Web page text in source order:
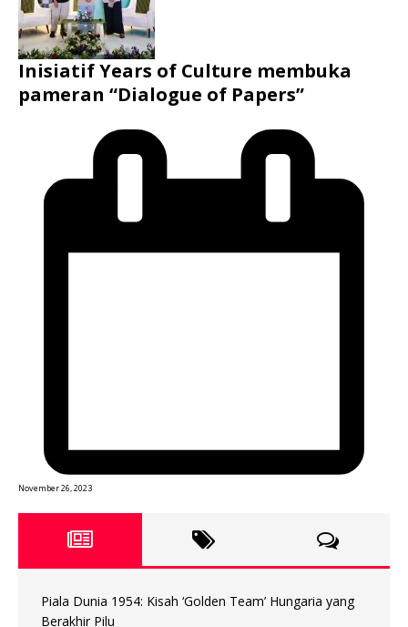
Inisiatif Years of Culture membuka
pameran “Dialogue of Papers”
November 26, 2023
Piala Dunia 1954: Kisah ‘Golden Team’ Hungaria yang
Berakhir Pilu